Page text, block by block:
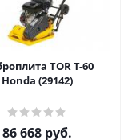
TOR T-60
Honda (29142)
86 668 руб.